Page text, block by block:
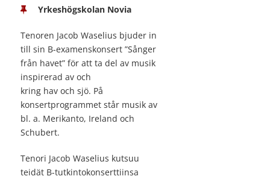
Yrkeshögskolan Novia
Tenoren Jacob Waselius bjuder in
till sin B-examenskonsert ”Sånger
från havet” för att ta del av musik
inspirerad av och
kring hav och sjö. På
konsertprogrammet står musik av
bl. a. Merikanto, Ireland och
Schubert.
Tenori Jacob Waselius kutsuu
teidät B-tutkintokonserttiinsa